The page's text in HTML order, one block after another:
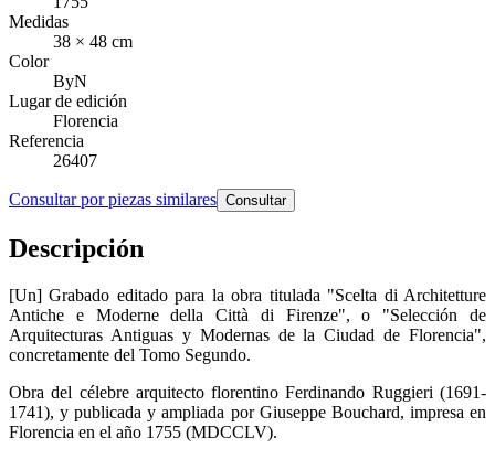
Medidas
38 × 48 cm
Color
ByN
Lugar de edición
Florencia
Referencia
26407
Consultar por piezas similares Consultar
Descripción
[Un] Grabado editado para la obra titulada "Scelta di Architetture
Antiche e Moderne della Città di Firenze", o "Selección de
Arquitecturas Antiguas y Modernas de la Ciudad de Florencia",
concretamente del Tomo Segundo.
Obra del célebre arquitecto florentino Ferdinando Ruggieri (1691-
1741), y publicada y ampliada por Giuseppe Bouchard, impresa en
Florencia en el año 1755 (MDCCLV).